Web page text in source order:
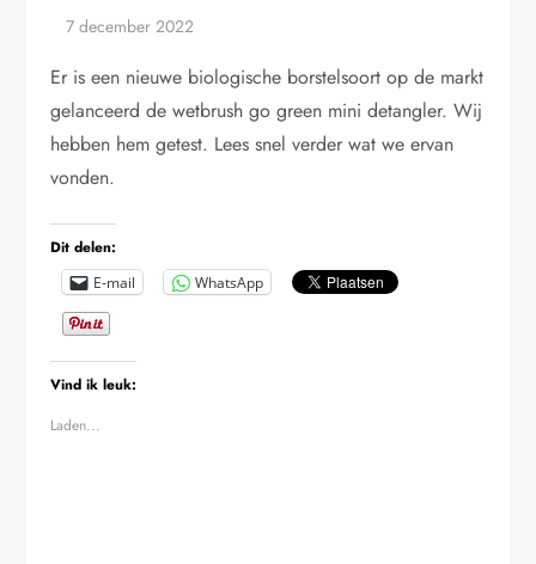
Er is een nieuwe biologische borstelsoort op de markt
gelanceerd de wetbrush go green mini detangler. Wij
hebben hem getest. Lees snel verder wat we ervan
vonden.
Dit delen:
E-mail WhatsApp
Vind ik leuk:
Laden...